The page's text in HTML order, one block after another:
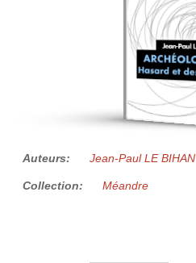
Auteurs: Jean-Paul LE BIHAN
Collection: Méandre